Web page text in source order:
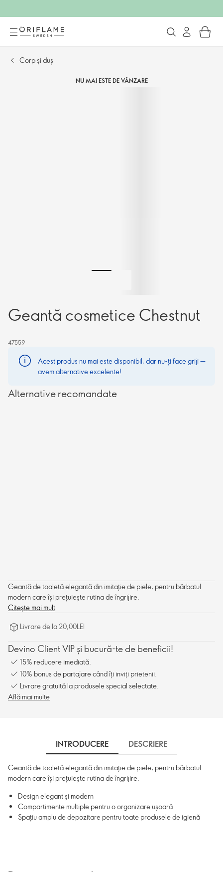
Corp și duș
NU MAI ESTE DE VÂNZARE
Geantă cosmetice Chestnut
47559
Acest produs nu mai este disponibil, dar nu-ți face griji —
avem alternative excelente!
Alternative recomandate
Geantă de toaletă elegantă din imitație de piele, pentru bărbatul
modern care își prețuiește rutina de îngrijire.
Citește mai mult
Livrare de la 20,00LEI
Devino Client VIP și bucură-te de beneficii!
15% reducere imediată.
10% bonus de partajare când îți inviți prietenii.
Livrare gratuită la produsele special selectate.
Află mai multe
INTRODUCERE DESCRIERE
Geantă de toaletă elegantă din imitație de piele, pentru bărbatul
modern care își prețuiește rutina de îngrijire.
Design elegant și modern
Compartimente multiple pentru o organizare ușoară
Spațiu amplu de depozitare pentru toate produsele de igienă